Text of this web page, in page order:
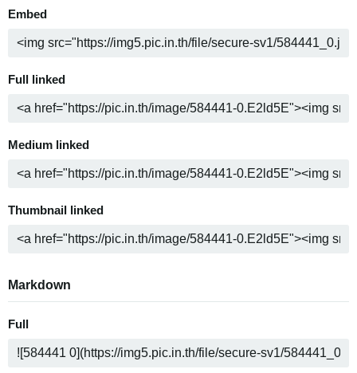
Embed
Full linked
Medium linked
Thumbnail linked
Markdown
Full